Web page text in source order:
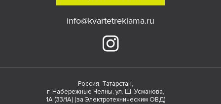
info@kvartetreklama.ru
Россия, Татарстан,
г. Набережные Челны, ул. Ш. Усманова,
1А (33/1А) (за Электротехническим ОВД)